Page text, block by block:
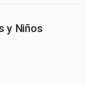
y Niños